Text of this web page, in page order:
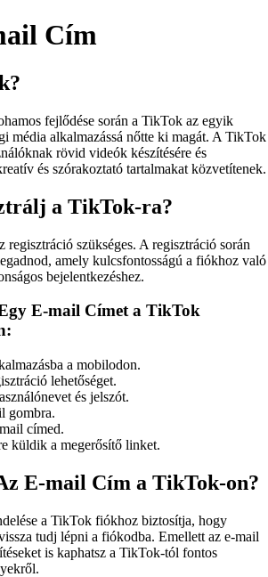
Cím
fejlődése során a TikTok az egyik
média alkalmazássá nőtte ki magát. A TikTok
rövid videók készítésére és
és szórakoztató tartalmakat közvetítenek.
a TikTok-ra?
regisztráció szükséges. A regisztráció során
amely kulcsfontosságú a fiókhoz való
bejelentkezéshez.
E-mail Címet a TikTok
a mobilodon.
lehetőséget.
és jelszót.
gombra.
címed.
küldik a megerősítő linket.
E-mail Cím a TikTok-on?
a TikTok fiókhoz biztosítja, hogy
tudj lépni a fiókodba. Emellett az e-mail
is kaphatsz a TikTok-tól fontos